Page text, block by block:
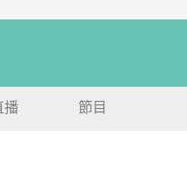
播 節目